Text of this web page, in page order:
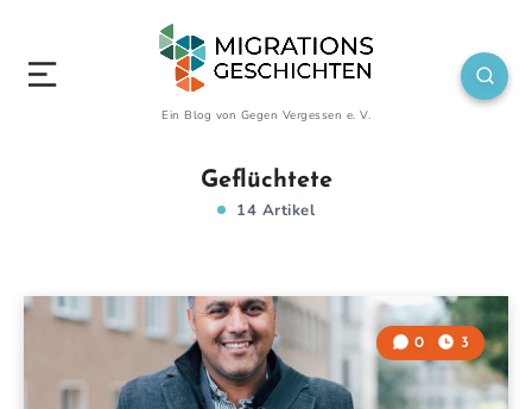
Ein Blog von Gegen Vergessen e. V.
Geflüchtete
14 Artikel
0 3